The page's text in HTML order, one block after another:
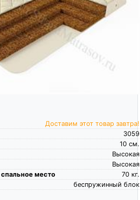
Доставим этот товар завтра!
3059
см.
10
Высокая
Высокая
место
кг.
70
беспружинный блок